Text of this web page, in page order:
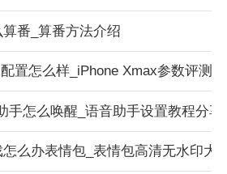
番_算番方法介绍
置怎么样_iPhone Xmax参数评测
手怎么唤醒_语音助手设置教程分享
么办表情包_表情包高清无水印大